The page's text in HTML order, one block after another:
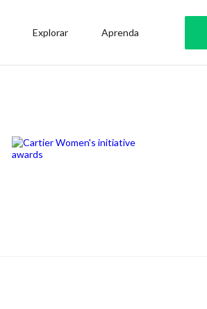
Explorar Aprenda